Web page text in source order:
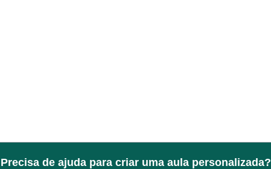
Precisa de ajuda para criar uma aula personalizada?